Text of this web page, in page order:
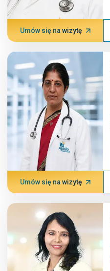
Umów się na wizytę
Umów się na wizytę